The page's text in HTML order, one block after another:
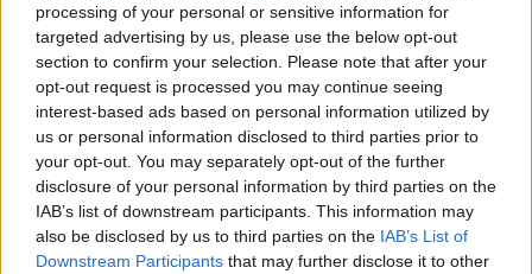
processing of your personal or sensitive information for
targeted advertising by us, please use the below opt-out
section to confirm your selection. Please note that after your
opt-out request is processed you may continue seeing
interest-based ads based on personal information utilized by
us or personal information disclosed to third parties prior to
your opt-out. You may separately opt-out of the further
disclosure of your personal information by third parties on the
IAB’s list of downstream participants. This information may
also be disclosed by us to third parties on the IAB’s List of
Downstream Participants that may further disclose it to other
Mindeközben az izraeli biztonsági erők több
razziát hajtottak végre Ciszjordániában, és
őrizetbe vettek mintegy 20 embert, akiket
azzal gyanúsítanak, hogy az Iszlám Dzsihád
tagjai. Az Iránnal is jó kapcsolatot ápoló
szervezetet mind az Egyesült Államok, mind
az Európai Unió terrorszervezetnek